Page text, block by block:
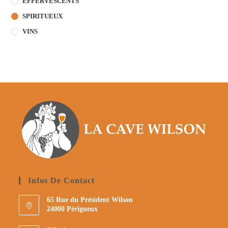
SPIRITUEUX
VINS
Infos De Contact
65 Rue du Président Wilson
24000 Périgueux